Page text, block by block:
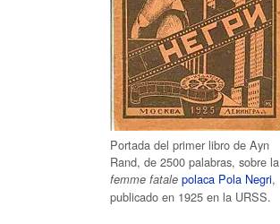
Portada del primer libro de Ayn
Rand, de 2500 palabras, sobre la
femme fatale polaca Pola Negri,
publicado en 1925 en la URSS.